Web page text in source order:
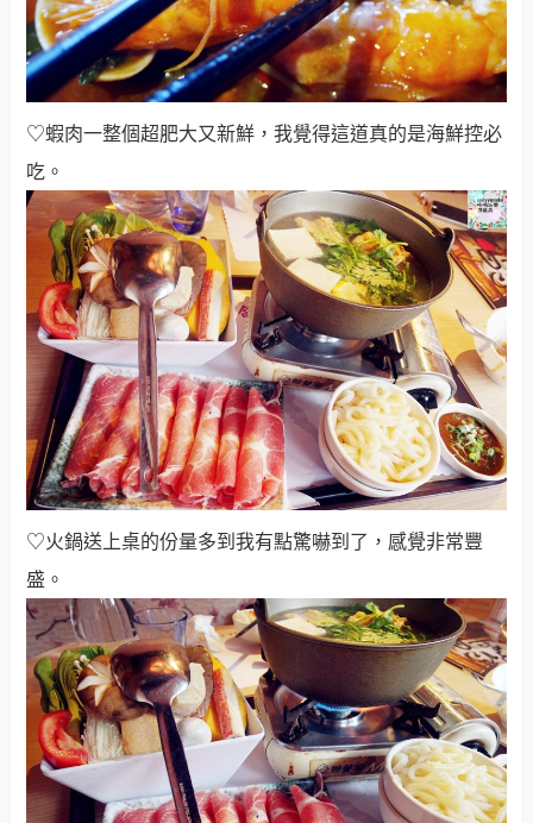
♡蝦肉一整個超肥大又新鮮，我覺得這道真的是海鮮控必
吃。
♡火鍋送上桌的份量多到我有點驚嚇到了，感覺非常豐
盛。